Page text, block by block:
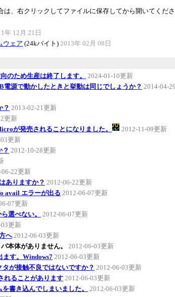
、右クリックしてファイルに保存してから開いてくだ
年 12月 21日
ウェア (24kバイト) 2013年 02月 08日
のため生産は終了します。
2024-01-10更新
源で動かしたときと挙動は同じでしょうか？ 2014-04-
？ 2013-02-21更新
更新
が発売されることになりました。
2012-11-09更新
更新
2012-10-28更新
06-22更新
ありますか？ 2012-06-22更新
avail エラーが出る 2012-06-07更新
07更新
選べない。
2012-06-07更新
更新
へ 2012-06-03更新
本体がありません。
2012-06-03更新
す。Windows7 2012-06-03更新
が接触不良ではないですか？ 2012-06-03更新
れることがあります 2012-06-03更新
書き込んでしまいました。
2012-06-03更新